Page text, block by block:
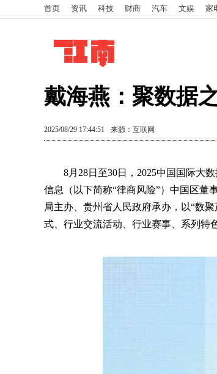
首页 资讯 科技 财商 汽车 文娱 家
戴海燕：聚数据
2025/08/29 17:44:51 来源：互联网
8月28日至30日，2025中国国际大
信息（以下简称“律商风险”）中国区董
局主办、贵州省人民政府承办，以“数
式、行业交流活动、行业赛事、系列特